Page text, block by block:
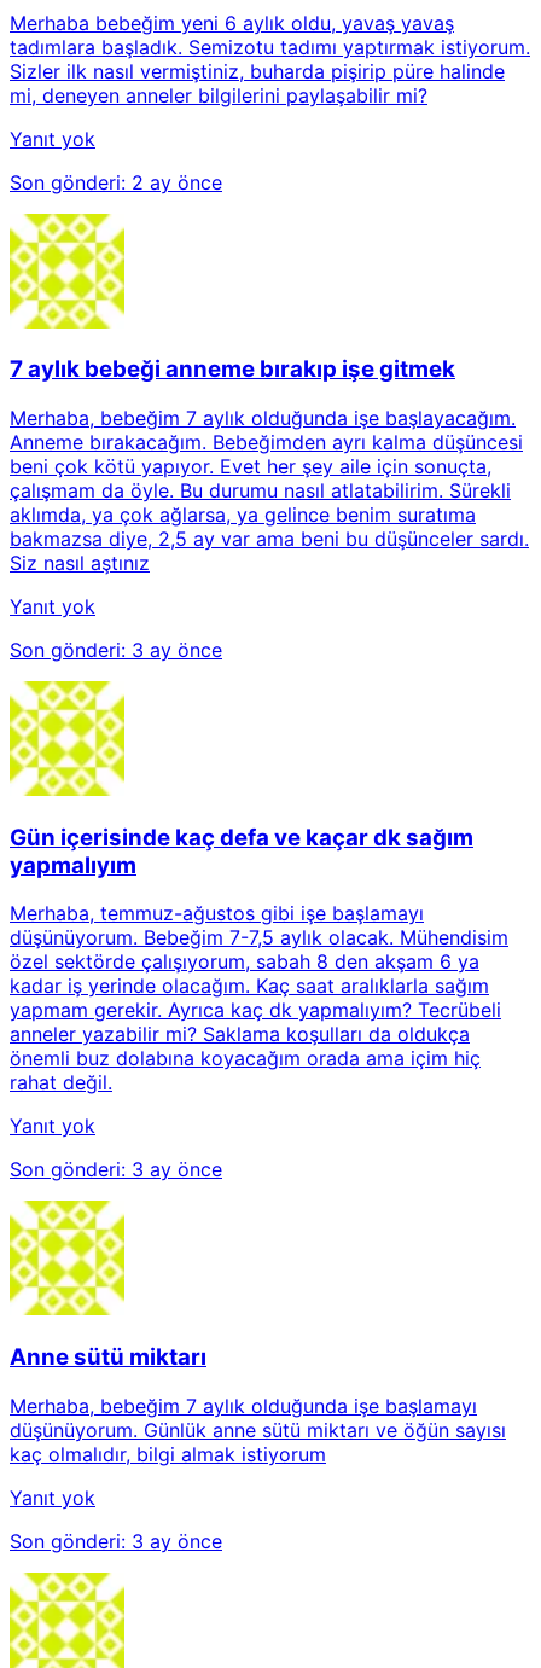
Merhaba bebeğim yeni 6 aylık oldu, yavaş yavaş
tadımlara başladık. Semizotu tadımı yaptırmak istiyorum.
Sizler ilk nasıl vermiştiniz, buharda pişirip püre halinde
mi, deneyen anneler bilgilerini paylaşabilir mi?
Yanıt yok
Son gönderi: 2 ay önce
7 aylık bebeği anneme bırakıp işe gitmek
Merhaba, bebeğim 7 aylık olduğunda işe başlayacağım.
Anneme bırakacağım. Bebeğimden ayrı kalma düşüncesi
beni çok kötü yapıyor. Evet her şey aile için sonuçta,
çalışmam da öyle. Bu durumu nasıl atlatabilirim. Sürekli
aklımda, ya çok ağlarsa, ya gelince benim suratıma
bakmazsa diye, 2,5 ay var ama beni bu düşünceler sardı.
Siz nasıl aştınız
Yanıt yok
Son gönderi: 3 ay önce
Gün içerisinde kaç defa ve kaçar dk sağım
yapmalıyım
Merhaba, temmuz-ağustos gibi işe başlamayı
düşünüyorum. Bebeğim 7-7,5 aylık olacak. Mühendisim
özel sektörde çalışıyorum, sabah 8 den akşam 6 ya
kadar iş yerinde olacağım. Kaç saat aralıklarla sağım
yapmam gerekir. Ayrıca kaç dk yapmalıyım? Tecrübeli
anneler yazabilir mi? Saklama koşulları da oldukça
önemli buz dolabına koyacağım orada ama içim hiç
rahat değil.
Yanıt yok
Son gönderi: 3 ay önce
Anne sütü miktarı
Merhaba, bebeğim 7 aylık olduğunda işe başlamayı
düşünüyorum. Günlük anne sütü miktarı ve öğün sayısı
kaç olmalıdır, bilgi almak istiyorum
Yanıt yok
Son gönderi: 3 ay önce